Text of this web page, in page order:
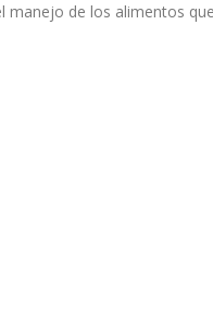
manejo de los alimentos